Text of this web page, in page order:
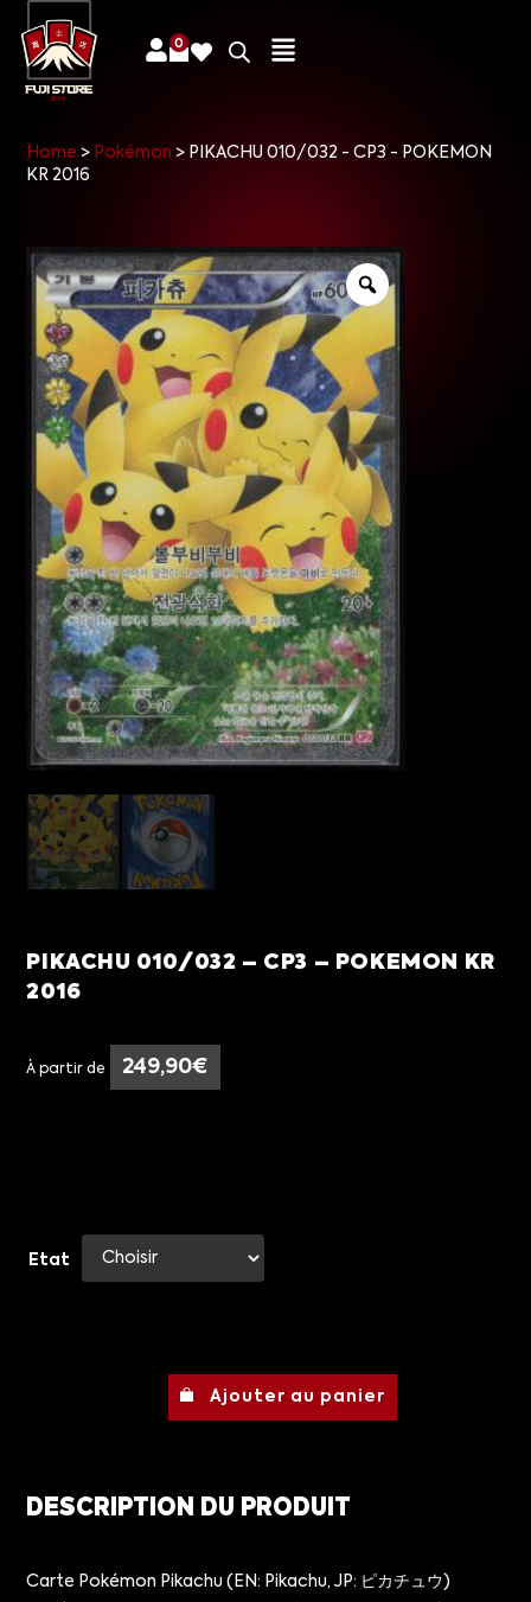
0
Home > Pokémon > PIKACHU 010/032 - CP3 - POKEMON
KR 2016
PIKACHU 010/032 – CP3 – POKEMON KR
2016
À partir de 249,90€
Etat
Ajouter au panier
DESCRIPTION DU PRODUIT
Carte Pokémon Pikachu (EN: Pikachu, JP: ピカチュウ)